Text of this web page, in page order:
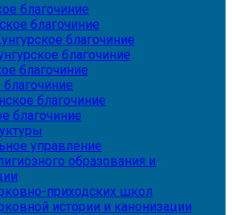
благочиние
благочиние
благочиние
благочиние
благочиние
благочиние
благочиние
управление
образования и
приходских школ
истории и канонизации